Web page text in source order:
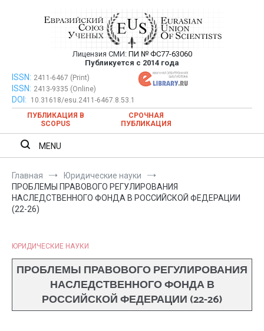
Евразийский Союз Ученых —
публикация научных статей в
ежемесячном научном журнале
Лицензия СМИ: ПИ № ФС77-63060
Публикуется с 2014 года
Евразийский Союз Ученых — публикация научных статей в
ежемесячном научном журнале
ISSN: 2411-6467 (Print)
ISSN: 2413-9335 (Online)
DOI:
10.31618/esu.2411-6467.8.53.1
ПУБЛИКАЦИЯ В
SCOPUS
СРОЧНАЯ
ПУБЛИКАЦИЯ
MENU
Главная
Юридические науки
ПРОБЛЕМЫ ПРАВОВОГО РЕГУЛИРОВАНИЯ
НАСЛЕДСТВЕННОГО ФОНДА В РОССИЙСКОЙ ФЕДЕРАЦИИ
(22-26)
ЮРИДИЧЕСКИЕ НАУКИ
ПРОБЛЕМЫ ПРАВОВОГО РЕГУЛИРОВАНИЯ
НАСЛЕДСТВЕННОГО ФОНДА В
РОССИЙСКОЙ ФЕДЕРАЦИИ (22-26)